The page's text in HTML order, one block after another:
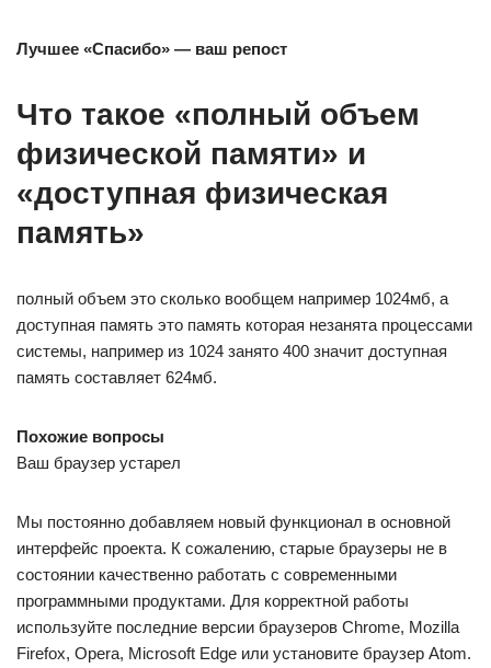
Лучшее «Спасибо» — ваш репост
Что такое «полный объем
физической памяти» и
«доступная физическая
память»
полный объем это сколько вообщем например 1024мб, а
доступная память это память которая незанята процессами
системы, например из 1024 занято 400 значит доступная
память составляет 624мб.
Похожие вопросы
Ваш браузер устарел
Мы постоянно добавляем новый функционал в основной
интерфейс проекта. К сожалению, старые браузеры не в
состоянии качественно работать с современными
программными продуктами. Для корректной работы
используйте последние версии браузеров Chrome, Mozilla
Firefox, Opera, Microsoft Edge или установите браузер Atom.